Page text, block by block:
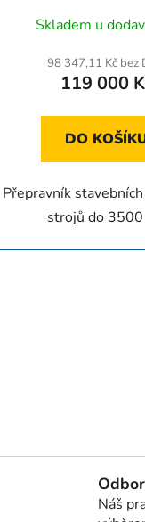
Skladem u
98 347,11 Kč bez
119 000
DO
Přepravník
strojů do 3500
Náš